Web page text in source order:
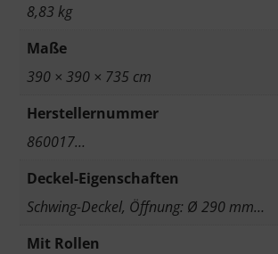
8,83 kg
Maße
390 × 390 × 735 cm
Herstellernummer
860017…
Deckel-Eigenschaften
Schwing-Deckel, Öffnung: Ø 290 mm…
Mit Rollen